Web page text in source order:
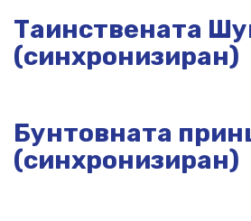
Таинствената
(синхронизиран)
Бунтовната
(синхронизиран)